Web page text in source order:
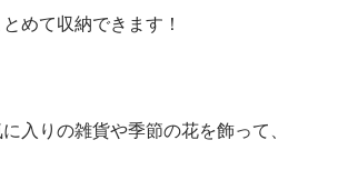
めて収納できます！
入りの雑貨や季節の花を飾って、